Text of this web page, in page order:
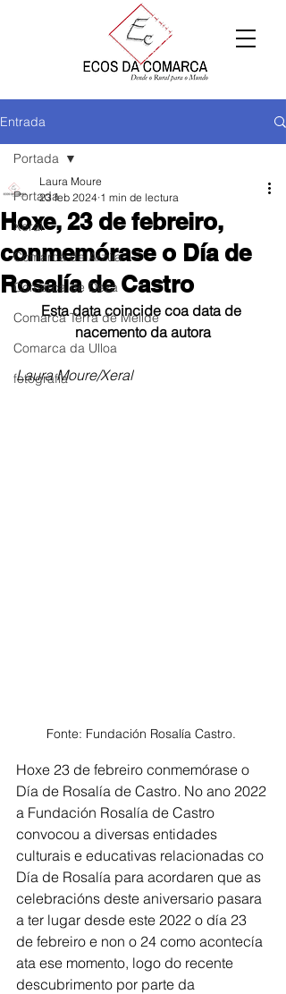
Entrada
Portada
Xeral
Comarca de Arzúa
Comarca de Deza
Comarca Terra de Melide
Comarca da Ulloa
fotografía
Portada
Hoxe, 23 de febreiro,
conmemórase o Día de
Rosalía de Castro
Laura Moure
23 feb 2024 1 min de lectura
Esta data coincide coa data de
nacemento da autora
Laura Moure/Xeral
Fonte: Fundación Rosalía Castro.
Hoxe 23 de febreiro conmemórase o
Día de Rosalía de Castro. No ano 2022
a Fundación Rosalía de Castro
convocou a diversas entidades
culturais e educativas relacionadas co
Día de Rosalía para acordaren que as
celebracións deste aniversario pasara
a ter lugar desde este 2022 o día 23
de febreiro e non o 24 como acontecía
ata ese momento, logo do recente
descubrimento por parte da